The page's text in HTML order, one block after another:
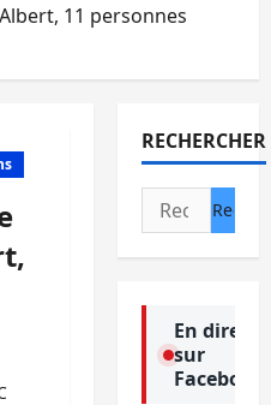
11 personnes
RECHERCHER
Rechercher :
En direct
sur
Facebook